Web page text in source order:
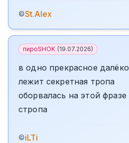
©St.Alex
пироSHOK (19.07.2026)
в одно прекрасное далёко
лежит секретная тропа
оборвалась на этой фразе
стропа
©iLTi